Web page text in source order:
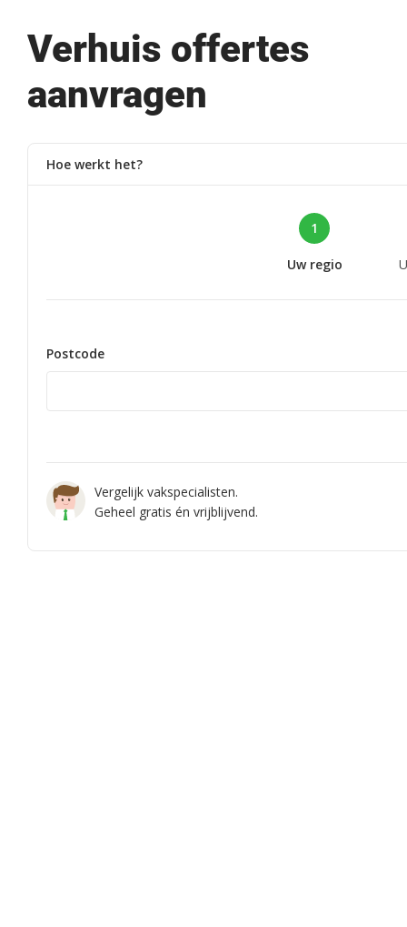
Verhuis offertes
aanvragen